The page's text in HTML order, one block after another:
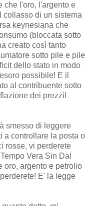
che l'oro, l'argento e
collasso di un sistema
keynesiana che
(bloccata sotto
creato così tanto
sotto pile e pile
dello stato in modo
possibile! E il
al contribuente sotto
dei prezzi!
smesso di leggere
a controllare la posta o
rosse, vi perderete
Vera Sin Dal
oro, argento e petrolio
E' la legge